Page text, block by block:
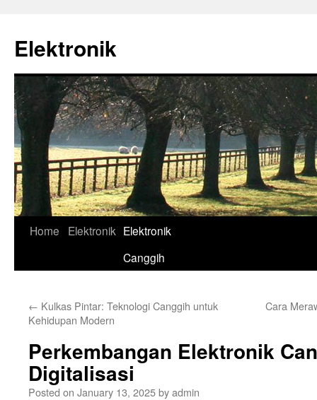
content
Elektronik
Home Elektronik Elektronik
Canggih
← Kulkas Pintar: Teknologi Canggih untuk
Kehidupan Modern
Cara
Perkembangan Elektronik
Digitalisasi
Posted on January 13, 2025byadmin